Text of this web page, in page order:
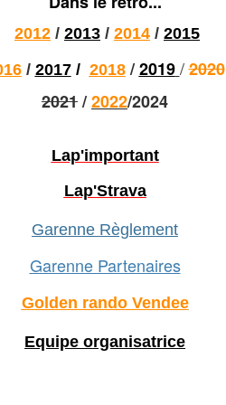
2012 / 2013 / 2014 / 2015
/ 2017/ 2018 / 2019 /2020
2021/2022/2024
Lap'important
Lap'Strava
Garenne Règlement
Garenne Partenaires
Golden rando Vendee
Equipe organisatrice